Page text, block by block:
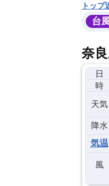
トップ
台
奈
日
時
天気
降水
気温
風
1
0ミリ
28℃